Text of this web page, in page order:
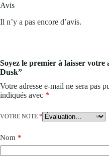
Avis
Il n’y a pas encore d’avis.
Soyez le premier à laisser
Dusk”
Votre adresse e-mail ne sera pas
indiqués avec *
VOTRE NOTE *
Nom *